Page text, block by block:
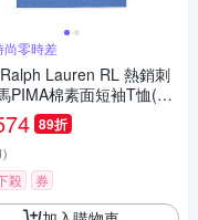
尚零時差
Lauren RL 熱銷刺
PIMA棉素面短袖T恤(透
)-藍色89折
)
殺 券